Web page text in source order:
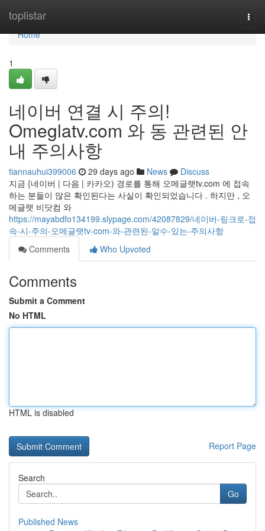
toplistar
Home
Home
1
네이버 연결 시 주의!
Omeglatv.com 와 동 관련된 안
내 주의사항
tiannauhui399006 29 days ago News
Discuss
지금 {네이버 | 다음 | 카카오) 경로를 통해 오메글랫tv.com 에 접속
하는 분들이 많은 확인된다는 사실이 확인되었습니다 . 하지만 , 오
메글랫 비닷컴 와
https://mayabdfo134199.slypage.com/42087829/네이버-링크로-접
속-시-주의-오메글랫tv-com-와-관련된-알수-있는-주의사항
Comments
Who Upvoted
Comments
Submit a Comment
No HTML
HTML is disabled
Report Page
Search
Go
Published News